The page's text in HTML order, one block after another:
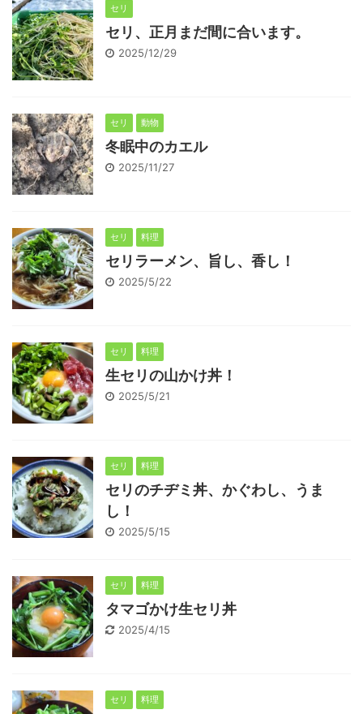
セリ
セリ、正月まだ間に合います。
2025/12/29
セリ 動物
冬眠中のカエル
2025/11/27
セリ 料理
セリラーメン、旨し、香し！
2025/5/22
セリ 料理
生セリの山かけ丼！
2025/5/21
セリ 料理
セリのチヂミ丼、かぐわし、うま
し！
2025/5/15
セリ 料理
タマゴかけ生セリ丼
2025/4/15
セリ 料理